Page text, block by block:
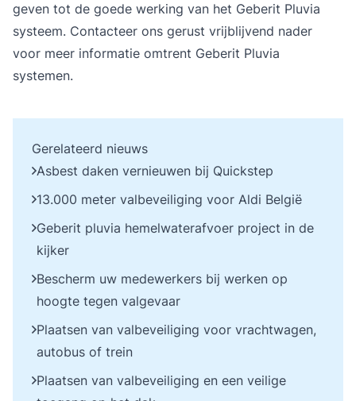
geven tot de goede werking van het Geberit Pluvia
systeem. Contacteer ons gerust vrijblijvend nader
voor meer informatie omtrent Geberit Pluvia
systemen.
Gerelateerd nieuws
Asbest daken vernieuwen bij Quickstep
13.000 meter valbeveiliging voor Aldi België
Geberit pluvia hemelwaterafvoer project in de
kijker
Bescherm uw medewerkers bij werken op
hoogte tegen valgevaar
Plaatsen van valbeveiliging voor vrachtwagen,
autobus of trein
Plaatsen van valbeveiliging en een veilige